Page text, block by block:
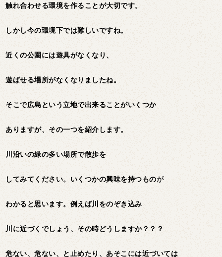
触れ合わせる環境を作ることが大切です。
しかし今の環境下では難しいですね。
近くの公園には遊具がなくなり、
遊ばせる場所がなくなりましたね。
そこで広島という立地で出来ることがいくつか
ありますが、その一つを紹介します。
川沿いの緑の多い場所で散歩を
してみてください。いくつかの興味を持つものが
わかると思います。例えば川をのぞき込み
川に近づくでしょう、 その時どうしますか？？？
危ない、危ない、と止めたり、あそこには近づいては